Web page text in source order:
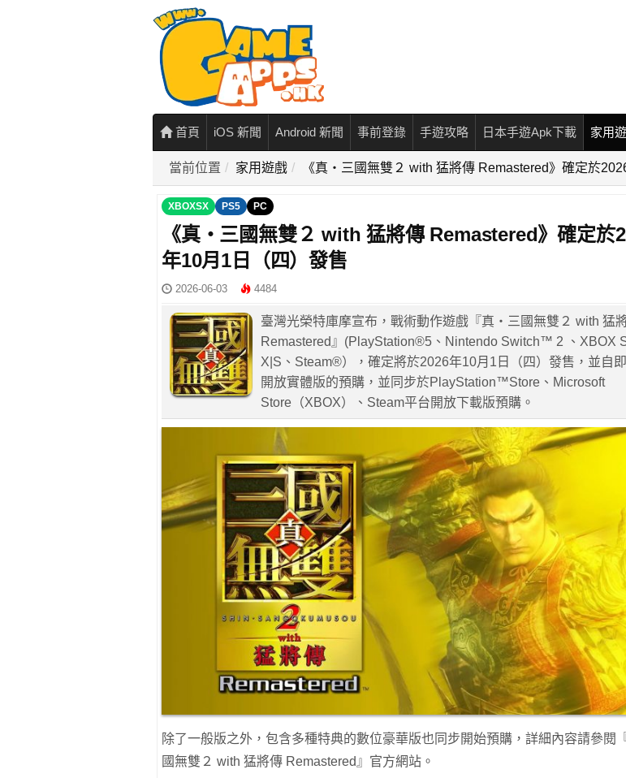
首頁 iOS 新聞 Android 新聞 事前登錄 手遊攻略 日本手遊Apk下載 家用
當前位置 家用遊戲 《真・三國無雙２ with 猛將傳 Remastered》確定於
XBOXSX PS5 PC
《真・三國無雙２ with 猛將傳 Remastered》確定於
年10月1日（四）發售
2026-06-03 4484
臺灣光榮特庫摩宣布，戰術動作遊戲『真・三國無雙２ with 猛
Remastered』(PlayStation®5、Nintendo Switch™ 2 、XBOX
X|S、Steam®），確定將於2026年10月1日（四）發售，並自
開放實體版的預購，並同步於PlayStation™Store、Microsoft
Store（XBOX）、Steam平台開放下載版預購。
除了一般版之外，包含多種特典的數位豪華版也同步開始預購，詳細內容請參閱
國無雙２ with 猛將傳 Remastered』官方網站。